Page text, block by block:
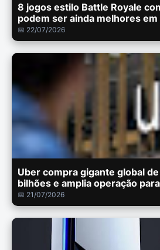
8 jogos estilo Battle Royale
podem ser ainda melhores
📅 22/07/2026
Uber compra gigante global
bilhões e amplia operação
📅 21/07/2026